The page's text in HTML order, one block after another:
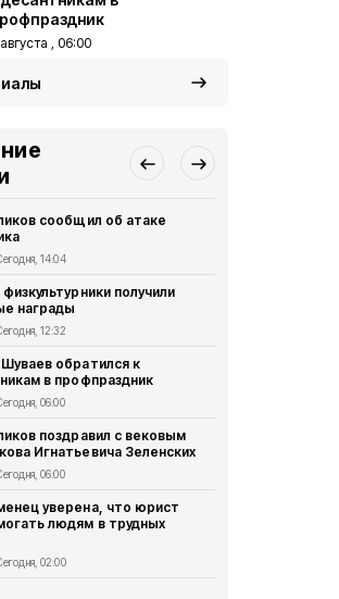
, 06:00
сообщил об атаке
14:04
физкультурники получили
награды
12:32
обратился к
в профпраздник
06:00
поздравил с вековым
Игнатьевича Зеленских
06:00
уверена, что юрист
людям в трудных
02:00